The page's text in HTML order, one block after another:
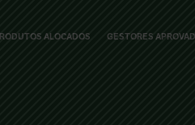
ALOCADOS GESTORES